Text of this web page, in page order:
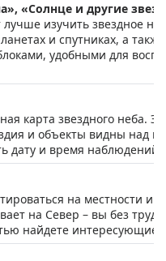
«Солнце и другие
изучить звездное
и спутниках, а
удобными для
карта звездного неба.
и объекты видны над
дату и время наблюдений.
на местности и
на Север – вы без
найдете интересующие